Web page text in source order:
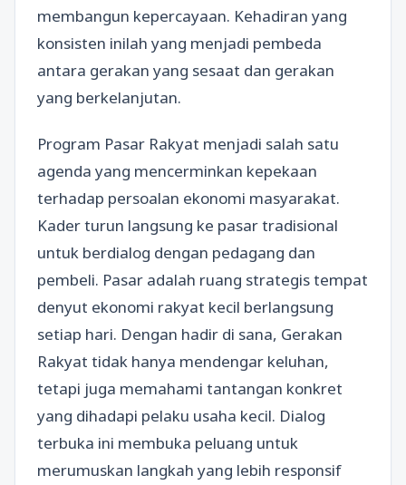
membangun kepercayaan. Kehadiran yang
konsisten inilah yang menjadi pembeda
antara gerakan yang sesaat dan gerakan
yang berkelanjutan.
Program Pasar Rakyat menjadi salah satu
agenda yang mencerminkan kepekaan
terhadap persoalan ekonomi masyarakat.
Kader turun langsung ke pasar tradisional
untuk berdialog dengan pedagang dan
pembeli. Pasar adalah ruang strategis tempat
denyut ekonomi rakyat kecil berlangsung
setiap hari. Dengan hadir di sana, Gerakan
Rakyat tidak hanya mendengar keluhan,
tetapi juga memahami tantangan konkret
yang dihadapi pelaku usaha kecil. Dialog
terbuka ini membuka peluang untuk
merumuskan langkah yang lebih responsif